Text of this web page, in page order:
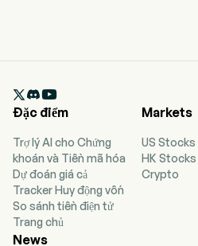

Đặc điểm
Trợ lý AI cho Chứng
khoán và Tiền mã hóa
Dự đoán giá cả
Tracker Huy động vốn
So sánh tiền điện tử
Trang chủ
Markets
US Stocks
HK Stocks
Crypto
News